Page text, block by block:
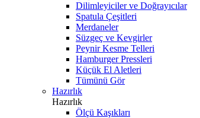
Dilimleyiciler ve Doğrayıcılar
Spatula Çeşitleri
Merdaneler
Süzgeç ve Kevgirler
Peynir Kesme Telleri
Hamburger Pressleri
Küçük El Aletleri
Tümünü Gör
Hazırlık
Hazırlık
Ölçü Kaşıkları